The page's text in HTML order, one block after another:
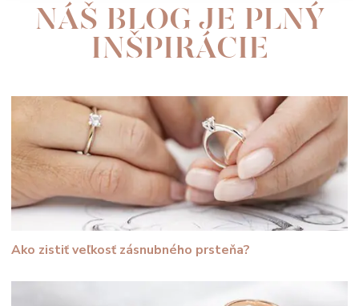
NÁŠ BLOG JE PLNÝ
INŠPIRÁCIE
Ako zistiť veľkosť zásnubného prsteňa?